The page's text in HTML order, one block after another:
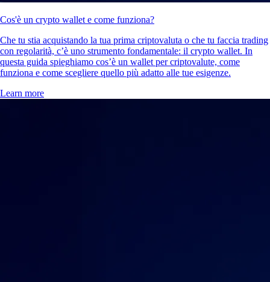
Cos'è un crypto wallet e come funziona?
Che tu stia acquistando la tua prima criptovaluta o che tu faccia trading
con regolarità, c’è uno strumento fondamentale: il crypto wallet. In
questa guida spieghiamo cos’è un wallet per criptovalute, come
funziona e come scegliere quello più adatto alle tue esigenze.
Learn more